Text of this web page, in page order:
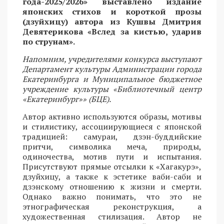
японских стихов и короткой прозы
(дзуйхицу) автора из Кушвы Дмитрия
Девятерикова «Вслед за кистью, ударив
по струнам».
Напомним, учредителями конкурса выступают
Департамент культуры Администрации города
Екатеринбурга и Муниципальное бюджетное
учреждение культуры «Библиотечный центр
«Екатеринбург»» (БЦЕ).
Автор активно используются образы, мотивы
и стилистику, ассоциирующиеся с японской
традицией: самураи, дзэн-буддийские
притчи, символика меча, природы,
одиночества, мотив пути и испытания.
Присутствуют прямые отсылки к «Хагакурэ»,
дзуйхицу, а также к эстетике ваби-саби и
дзэнскому отношению к жизни и смерти.
Однако важно понимать, что это не
этнографическая реконструкция, а
художественная стилизация. Автор не